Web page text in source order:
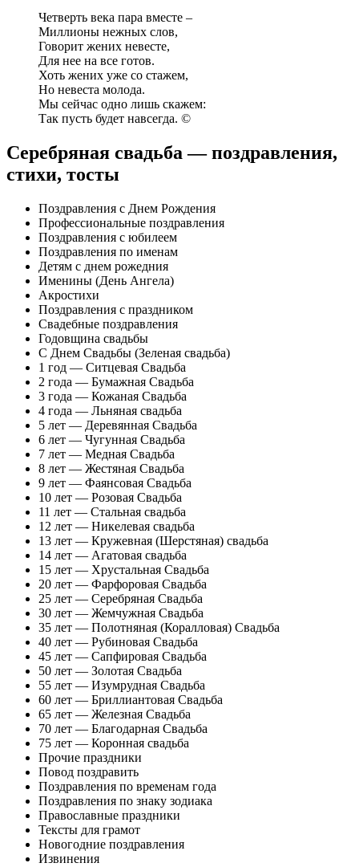
Четверть века пара вместе –
Миллионы нежных слов,
Говорит жених невесте,
Для нее на все готов.
Хоть жених уже со стажем,
Но невеста молода.
Мы сейчас одно лишь скажем:
Так пусть будет навсегда. ©
Серебряная свадьба — поздравления,
стихи, тосты
Поздравления с Днем Рождения
Профессиональные поздравления
Поздравления с юбилеем
Поздравления по именам
Детям с днем рожедния
Именины (День Ангела)
Акростихи
Поздравления с праздником
Свадебные поздравления
Годовщина свадьбы
С Днем Свадьбы (Зеленая свадьба)
1 год — Ситцевая Свадьба
2 года — Бумажная Свадьба
3 года — Кожаная Свадьба
4 года — Льняная свадьба
5 лет — Деревянная Свадьба
6 лет — Чугунная Свадьба
7 лет — Медная Свадьба
8 лет — Жестяная Свадьба
9 лет — Фаянсовая Свадьба
10 лет — Розовая Свадьба
11 лет — Стальная свадьба
12 лет — Никелевая свадьба
13 лет — Кружевная (Шерстяная) свадьба
14 лет — Агатовая свадьба
15 лет — Хрустальная Свадьба
20 лет — Фарфоровая Свадьба
25 лет — Серебряная Свадьба
30 лет — Жемчужная Свадьба
35 лет — Полотняная (Коралловая) Свадьба
40 лет — Рубиновая Свадьба
45 лет — Сапфировая Свадьба
50 лет — Золотая Свадьба
55 лет — Изумрудная Свадьба
60 лет — Бриллиантовая Свадьба
65 лет — Железная Свадьба
70 лет — Благодарная Свадьба
75 лет — Коронная свадьба
Прочие праздники
Повод поздравить
Поздравления по временам года
Поздравления по знаку зодиака
Православные праздники
Тексты для грамот
Новогодние поздравления
Извинения